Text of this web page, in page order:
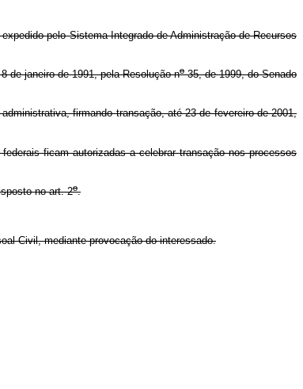
pelo Sistema Integrado de Administração de Recursos
de janeiro de 1991, pela Resolução no35, de 1999, do Senado
firmando transação, até 23 de fevereiro de 2001,
ficam autorizadas a celebrar transação nos processos
no art. 2o.
Civil, mediante provocação do interessado.